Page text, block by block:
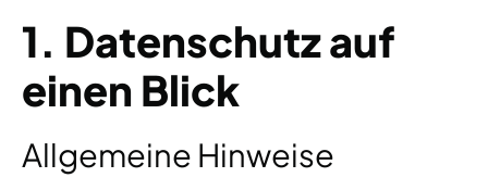
1. Datenschutz auf
einen Blick
Allgemeine Hinweise